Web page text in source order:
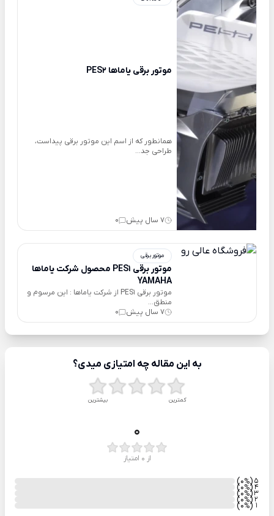
موتور برقی یاماها PES2
همانطور که از اسم این موتور برقی پیداست،
طراحی جد...
7 سال پیش 0
موتور برقی
موتور برقی PES1 محصول شرکت یاماها
YAMAHA
موتور برقی PES1 از شرکت یاماها : این مرسوم و
منطق...
7 سال پیش
0
به این مقاله چه امتیازی میدی؟
کمترین بیشترین
0
از 0 امتیاز
5
(0
%
) 4
(0
%
) 3
(0
%
) 2
(0
%
) 1
(0
%
)